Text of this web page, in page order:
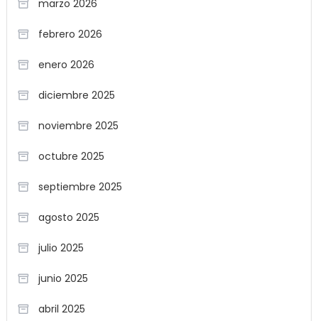
marzo 2026
febrero 2026
enero 2026
diciembre 2025
noviembre 2025
octubre 2025
septiembre 2025
agosto 2025
julio 2025
junio 2025
abril 2025